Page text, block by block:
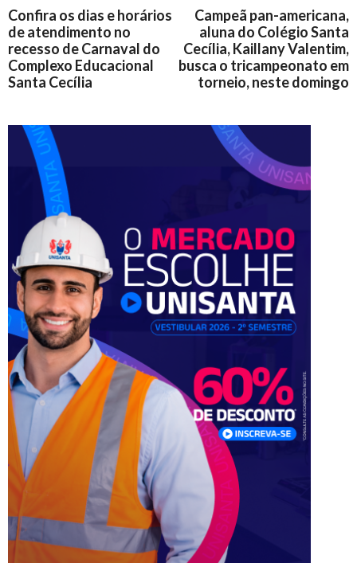
Confira os dias e horários
de atendimento no
recesso de Carnaval do
Complexo Educacional
Santa Cecília
Campeã pan-americana,
aluna do Colégio Santa
Cecília, Kaillany Valentim,
busca o tricampeonato em
torneio, neste domingo